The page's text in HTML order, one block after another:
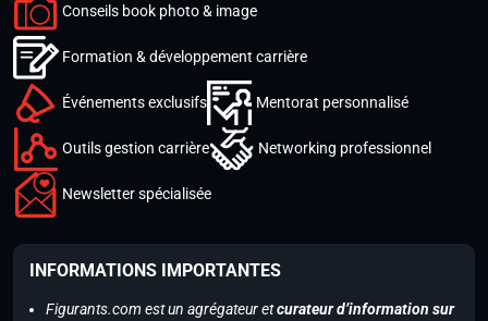
Conseils book photo & image
Formation & développement carrière
Événements exclusifs Mentorat personnalisé
Outils gestion carrière Networking professionnel
Newsletter spécialisée
INFORMATIONS IMPORTANTES
Figurants.com est un agrégateur etcurateur d’information sur